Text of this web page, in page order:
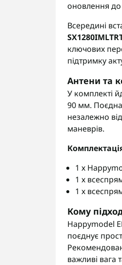
оновлення до
Всередині
ключових
підтримку
Антени та
У комплекті
90 мм.
незалежно
маневрів.
1 х
1 х
1 х
Кому
Happymodel
поєднує
важливі вага